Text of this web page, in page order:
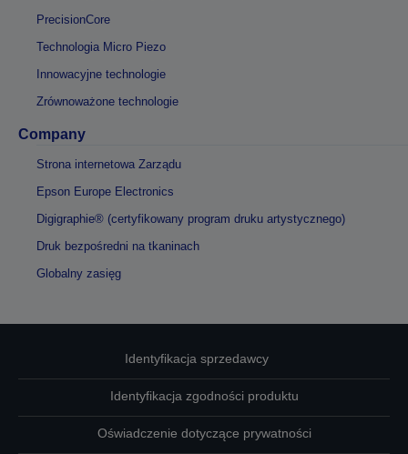
PrecisionCore
Technologia Micro Piezo
Innowacyjne technologie
Zrównoważone technologie
Company
Strona internetowa Zarządu
Epson Europe Electronics
Digigraphie® (certyfikowany program druku artystycznego)
Druk bezpośredni na tkaninach
Globalny zasięg
Identyfikacja sprzedawcy
Identyfikacja zgodności produktu
Oświadczenie dotyczące prywatności